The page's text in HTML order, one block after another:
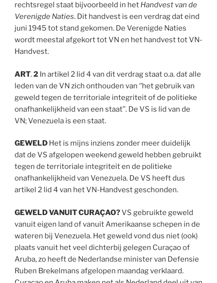
rechtsregel staat bijvoorbeeld in het Handvest van de
Verenigde Naties. Dit handvest is een verdrag dat eind
juni 1945 tot stand gekomen. De Verenigde Naties
wordt meestal afgekort tot VN en het handvest tot VN-
Handvest.
ART.2 In artikel 2 lid 4 van dit verdrag staat o.a. dat alle
leden van de VN zich onthouden van ‘’het gebruik van
geweld tegen de territoriale integriteit of de politieke
onafhankelijkheid van een staat’’. De VS is lid van de
VN; Venezuela is een staat.
GEWELD Het is mijns inziens zonder meer duidelijk
dat de VS afgelopen weekend geweld hebben gebruikt
tegen de territoriale integriteit en de politieke
onafhankelijkheid van Venezuela. De VS heeft dus
artikel 2 lid 4 van het VN-Handvest geschonden.
GEWELD VANUIT CURAÇAO?VS gebruikte geweld
vanuit eigen land of vanuit Amerikaanse schepen in de
wateren bij Venezuela. Het geweld vond dus niet (ook)
plaats vanuit het veel dichterbij gelegen Curaçao of
Aruba, zo heeft de Nederlandse minister van Defensie
Ruben Brekelmans afgelopen maandag verklaard.